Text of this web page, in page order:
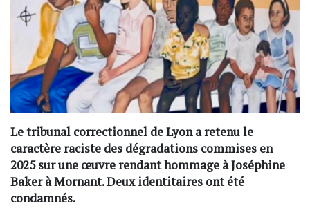
Le tribunal correctionnel de Lyon a retenu le
caractère raciste des dégradations commises en
2025 sur une œuvre rendant hommage à Joséphine
Baker à Mornant. Deux identitaires ont été
condamnés.